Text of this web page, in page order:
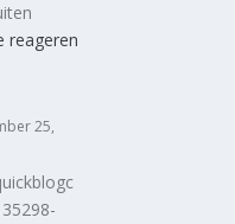
reageren
25,